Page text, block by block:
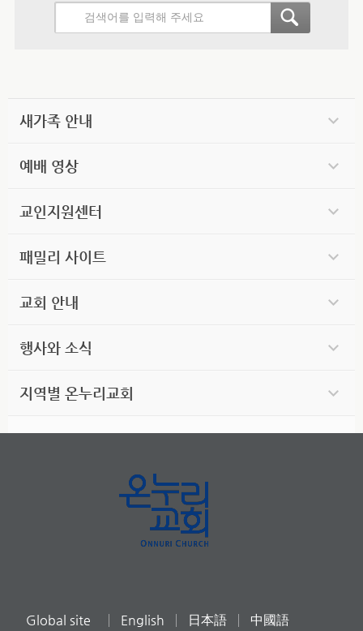
새가족 안내
예배 영상
교인지원센터
패밀리 사이트
교회 안내
행사와 소식
지역별 온누리교회
Global site English 日本語 中國語